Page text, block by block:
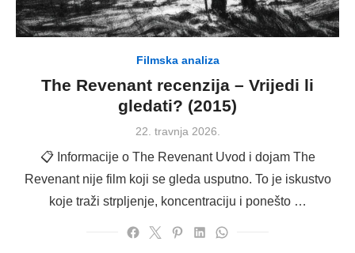
Filmska analiza
The Revenant recenzija – Vrijedi li
gledati? (2015)
Posted
22. travnja 2026.
📋 Informacije o The Revenant Uvod i dojam The
Revenant nije film koji se gleda usputno. To je iskustvo
koje traži strpljenje, koncentraciju i ponešto …